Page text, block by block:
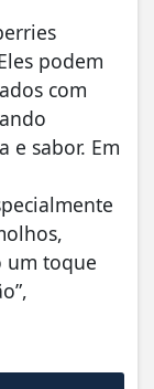
podem
com
e sabor. Em
um toque